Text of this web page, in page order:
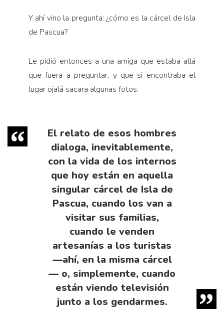
Y ahí vino la pregunta: ¿cómo es la cárcel de Isla
de Pascua?
Le pidió entonces a una amiga que estaba allá
que fuera a preguntar, y que si encontraba el
lugar ojalá sacara algunas fotos.
El relato de esos hombres
dialoga, inevitablemente,
con la vida de los internos
que hoy están en aquella
singular cárcel de Isla de
Pascua, cuando los van a
visitar sus familias,
cuando le venden
artesanías a los turistas
—ahí, en la misma cárcel
— o, simplemente, cuando
están viendo televisión
junto a los gendarmes.